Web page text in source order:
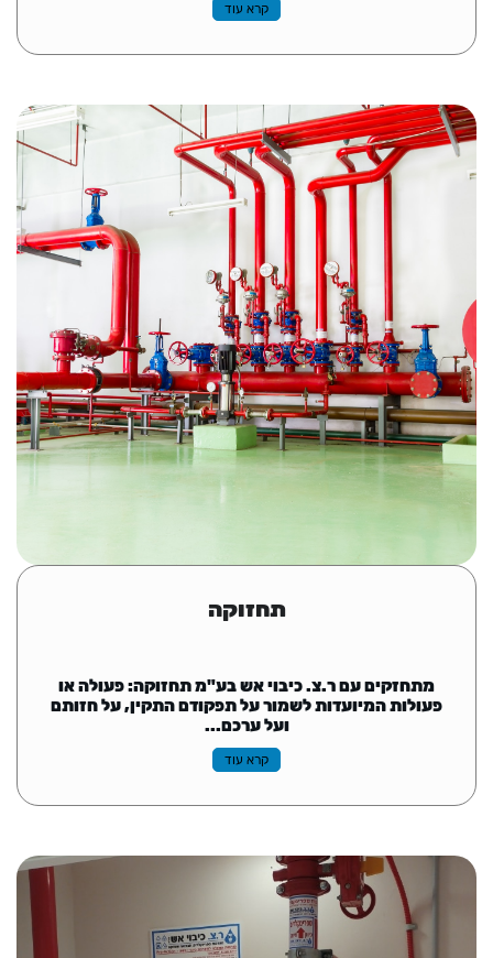
קרא עוד
תחזוקה
מתחזקים עם ר.צ. כיבוי אש בע"מ תחזוקה: פעולה או
פעולות המיועדות לשמור על תפקודם התקין, על חזותם
ועל ערכם...
קרא עוד